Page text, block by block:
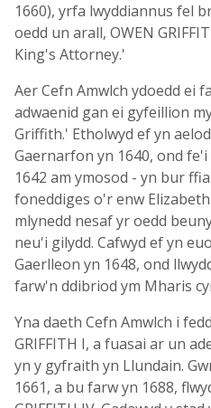
1660), yrfa lwyddiannus fel
oedd un arall, OWEN
King's Attorney.'
Aer Cefn Amwlch ydoedd ei
adwaenid gan ei gyfeillion
Griffith.' Etholwyd ef yn
Gaernarfon yn 1640, ond
1642 am ymosod - yn bur
foneddiges o'r enw Elizabeth
mlynedd nesaf yr oedd
neu'i gilydd. Cafwyd ef yn
Gaerlleon yn 1648, ond
farw'n ddibriod ym Mharis
Yna daeth Cefn Amwlch i
GRIFFITH I, a fuasai ar un
yn y gyfraith yn Llundain.
1661, a bu farw yn 1688,